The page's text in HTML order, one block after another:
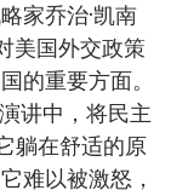
家乔治·凯南
美国外交政策
的重要方面。
讲中，将民主
躺在舒适的原
难以被激怒，